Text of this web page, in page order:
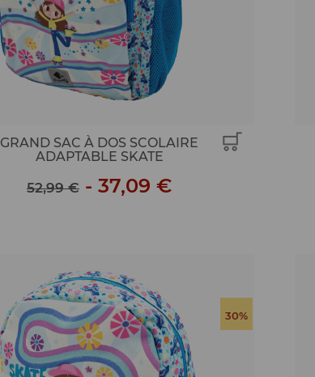
GRAND SAC À DOS SCOLAIRE
ADAPTABLE SKATE
52,99 €- 37,09 €
30%